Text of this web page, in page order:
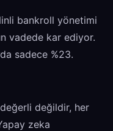
bankroll yönetimi
vadede kar ediyor.
sadece %23.
değildir, her
zeka